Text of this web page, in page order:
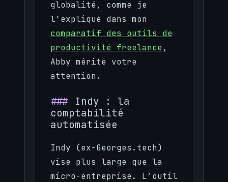
globalité, comme je
l’explique dans mon
comparatif des outils de
productivité freelance,
Abby mérite votre
attention.
Indy : la
comptabilité
automatisée
Indy (ex-Georges.tech)
vise plus large que la
micro-entreprise. L’outil